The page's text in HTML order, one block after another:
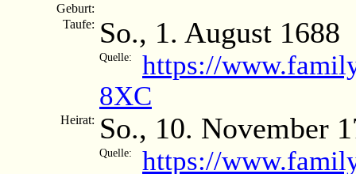
Geburt:
Taufe: So., 1. August 1688
Quelle:
https://
8XC
Heirat: So., 10. November
Quelle:
https://